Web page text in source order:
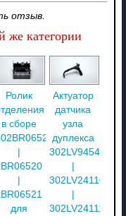
отзыв.
же категории
Ролик
в сборе
для
Актуатор
датчика
узла
дуплекса
302LV94540
302LV24110
302LV24111